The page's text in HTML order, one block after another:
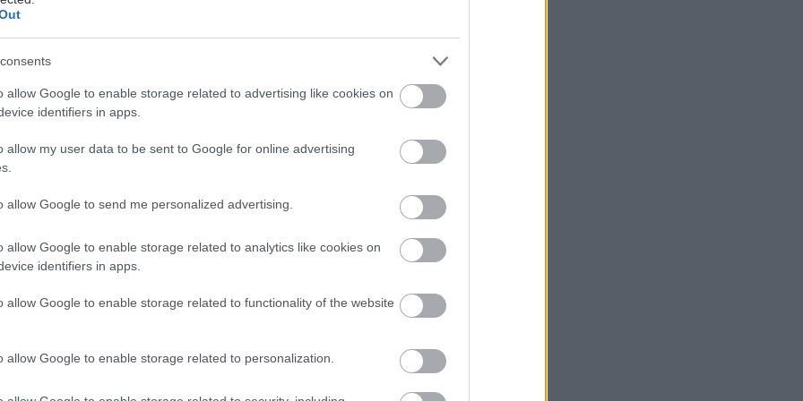
allow Google to enable storage related to advertising like cookies on
identifiers in apps.
allow my user data to be sent to Google for online advertising
allow Google to send me personalized advertising.
allow Google to enable storage related to analytics like cookies on
identifiers in apps.
allow Google to enable storage related to functionality of the website
allow Google to enable storage related to personalization.
είναι η άλλη, λιγότερο κοσμοπλημμυρισμένη πλευρά της
Αρκαδίας. Σε απόσταση 15 χιλιομέτρων από την
Βυτίνα, θα συναντήσεις ένα χωριό που με την πρώτη
ήρθαν στο χωριό τον 13ο αιώνα, και έπιασαν να χτίζουν τα
και τριώροφα πέτρινα σπίτια τους, κάποια από τα οποία
σήμερα. Η παράδοση πέρασε από γενιά σε γενιά, μέχρι που
επάγγελμα του χτίστη να λέγεται στη λαγκαδιανή αργκό
είναι και όλο το χωριό, και σχεδόν όλα τα δρομάκια που το